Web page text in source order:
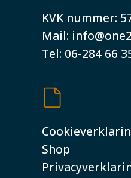
KVK nummer:
Mail:
Tel: 06-284 66
Shop